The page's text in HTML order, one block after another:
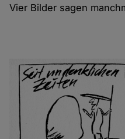
Vier Bilder sagen